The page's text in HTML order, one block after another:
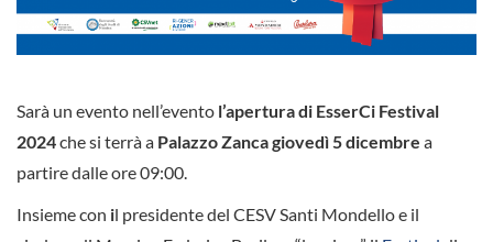
Sarà un evento nell’evento l’apertura di EsserCi Festival
2024che si terrà a Palazzo Zancagiovedì 5 dicembre a
partire dalle ore 09:00.
Insieme con il presidente del CESV Santi Mondello e il